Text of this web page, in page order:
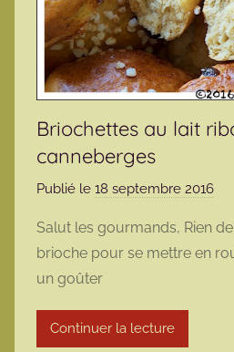
Briochettes au lait
canneberges
Publié le 18 septembre 2016
r
m
Salut les gourmands, Rien
brioche pour se mettre en
un goûter
Continuer la lecture